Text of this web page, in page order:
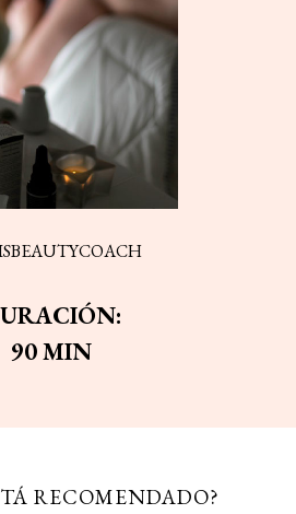
:
90MIN
RECOMENDADO?